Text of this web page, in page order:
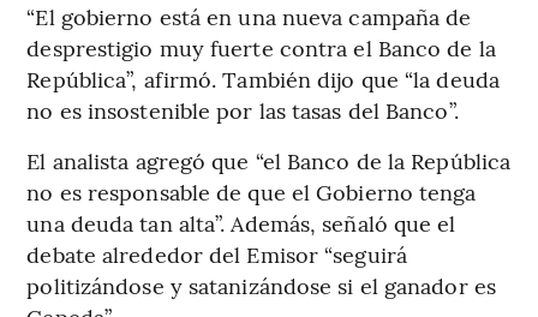
“El gobierno está en una nueva campaña de
desprestigio muy fuerte contra el Banco de la
República”, afirmó. También dijo que “la deuda
no es insostenible por las tasas del Banco”.
El analista agregó que “el Banco de la República
no es responsable de que el Gobierno tenga
una deuda tan alta”. Además, señaló que el
debate alrededor del Emisor “seguirá
politizándose y satanizándose si el ganador es